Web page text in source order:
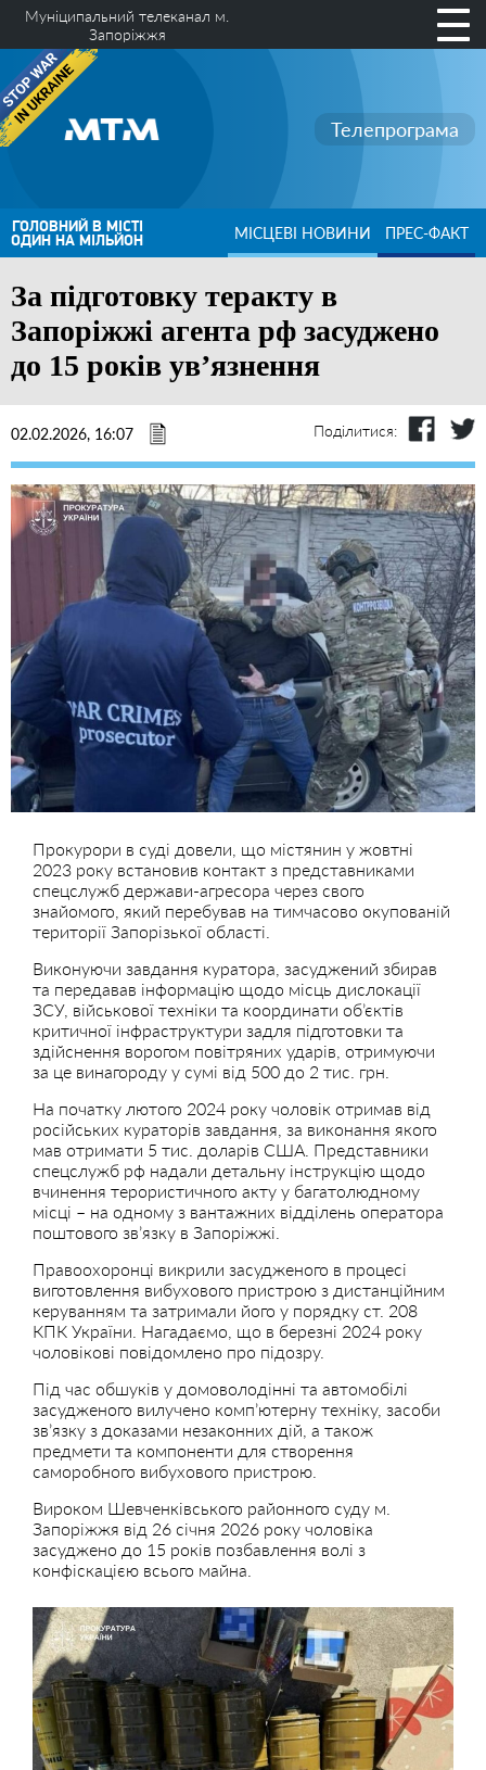
Муніципальний телеканал м.
Запоріжжя
Телепрограма
ГОЛОВНИЙ В МІСТІ
ОДИН НА МІЛЬЙОН МІСЦЕВІ НОВИНИ ПРЕС-ФАКТ
За підготовку теракту в
Запоріжжі агента рф засуджено
до 15 років ув’язнення
02.02.2026, 16:07 Поділитися:
Прокурори в суді довели, що містянин у жовтні
2023 року встановив контакт з представниками
спецслужб держави-агресора через свого
знайомого, який перебував на тимчасово окупованій
території Запорізької області.
Виконуючи завдання куратора, засуджений збирав
та передавав інформацію щодо місць дислокації
ЗСУ, військової техніки та координати об’єктів
критичної інфраструктури задля підготовки та
здійснення ворогом повітряних ударів, отримуючи
за це винагороду у сумі від 500 до 2 тис. грн.
На початку лютого 2024 року чоловік отримав від
російських кураторів завдання, за виконання якого
мав отримати 5 тис. доларів США. Представники
спецслужб рф надали детальну інструкцію щодо
вчинення терористичного акту у багатолюдному
місці – на одному з вантажних відділень оператора
поштового зв’язку в Запоріжжі.
Правоохоронці викрили засудженого в процесі
виготовлення вибухового пристрою з дистанційним
керуванням та затримали його у порядку ст. 208
КПК України. Нагадаємо, що в березні 2024 року
чоловікові повідомлено про підозру.
Під час обшуків у домоволодінні та автомобілі
засудженого вилучено комп’ютерну техніку, засоби
зв’язку з доказами незаконних дій, а також
предмети та компоненти для створення
саморобного вибухового пристрою.
Вироком Шевченківського районного суду м.
Запоріжжя від 26 січня 2026 року чоловіка
засуджено до 15 років позбавлення волі з
конфіскацією всього майна.